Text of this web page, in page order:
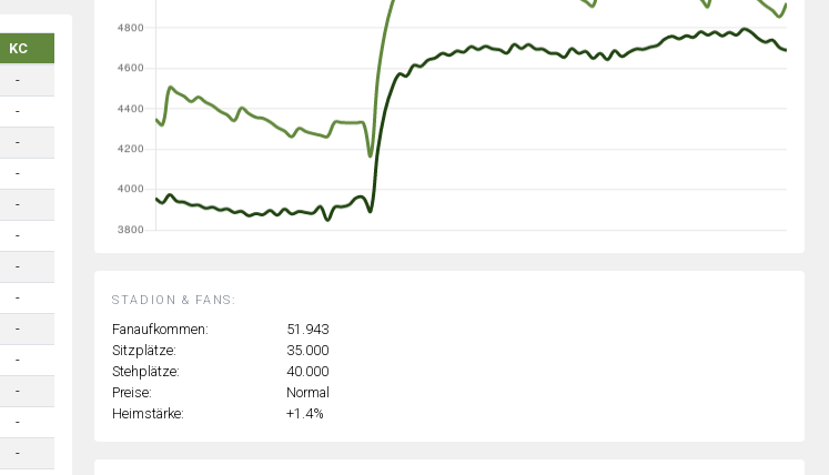
KC
-
-
-
-
-
-
-
-
-
-
-
-
-
STADION & FANS:
Fanaufkommen:
51.943
Sitzplätze:
35.000
Stehplätze:
40.000
Preise:
Normal
Heimstärke:
+1.4%